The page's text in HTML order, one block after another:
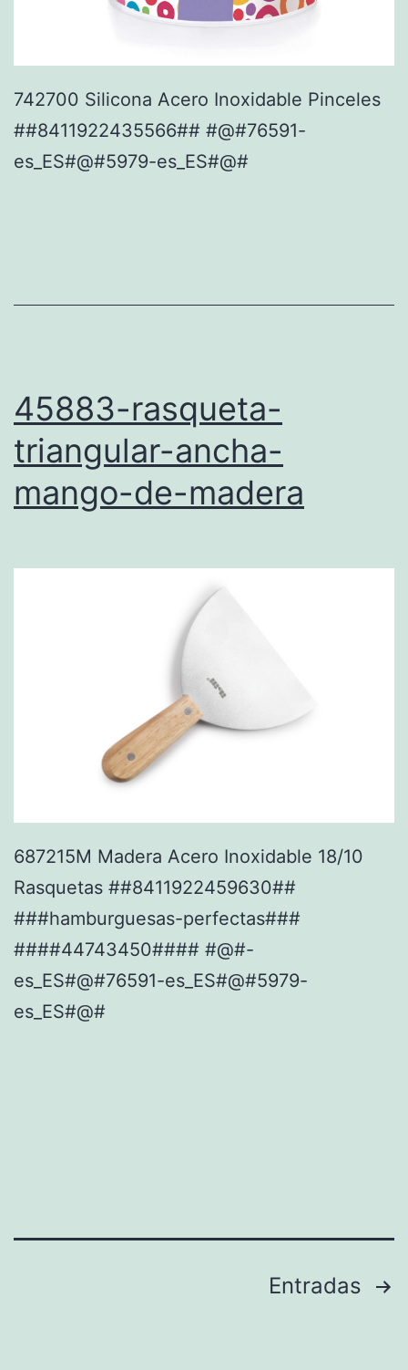
742700 Silicona Acero Inoxidable Pinceles
##8411922435566## #@#76591-
es_ES#@#5979-es_ES#@#
45883-rasqueta-
triangular-ancha-
mango-de-madera
687215M Madera Acero Inoxidable 18/10
Rasquetas ##8411922459630##
###hamburguesas-perfectas###
####44743450#### #@#-
es_ES#@#76591-es_ES#@#5979-
es_ES#@#
Entradas